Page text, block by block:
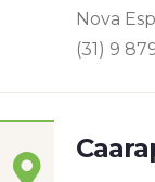
Nova
(31) 9